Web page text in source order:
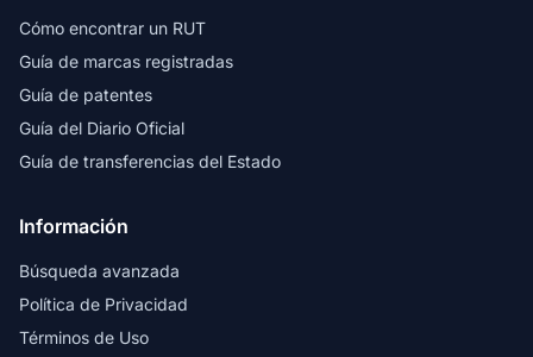
Cómo encontrar un RUT
Guía de marcas registradas
Guía de patentes
Guía del Diario Oficial
Guía de transferencias del Estado
Información
Búsqueda avanzada
Política de Privacidad
Términos de Uso